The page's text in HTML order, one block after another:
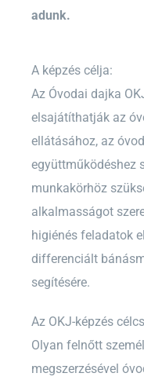
adunk.
A képzés célja:
Az Óvodai dajka
elsajátíthatják az
ellátásához, az
együttműködéshez
munkakörhöz
alkalmasságot
higiénés feladatok
differenciált
segítésére.
Az OKJ-képzés
Olyan felnőtt
megszerzésével